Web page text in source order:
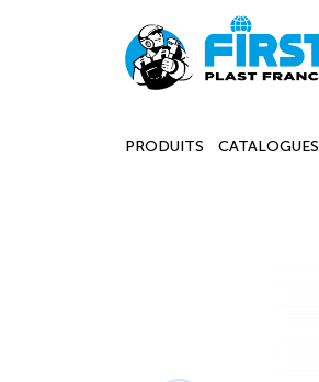
PRODUITS CATALOGUES